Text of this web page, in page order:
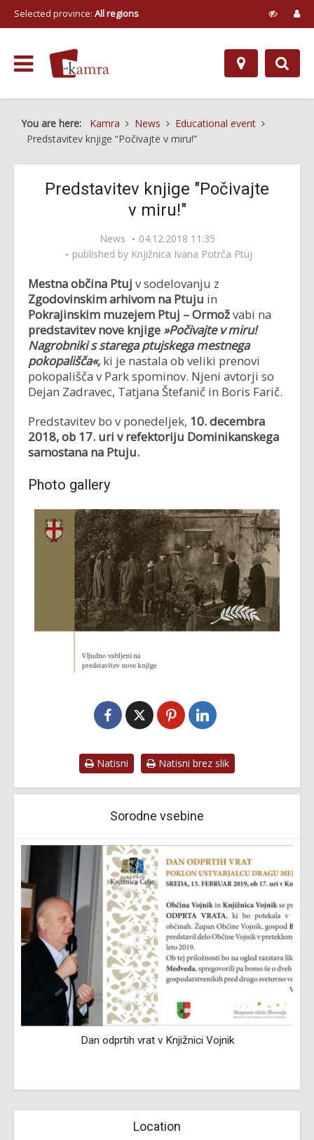
Selected province: All regions
You are here: Kamra News
Educational event
Predstavitev knjige “Počivajte v miru!”
Predstavitev knjige "Počivajte
v miru!"
News
04.12.2018 11:35
published by Knjižnica Ivana Potrča Ptuj
Mestna občina Ptuj v sodelovanju z
Zgodovinskim arhivom na Ptuju in
Pokrajinskim muzejem Ptuj – Ormožvabi na
predstavitev nove knjige »Počivajte v miru!
Nagrobniki s starega ptujskega mestnega
pokopališča«, ki je nastala ob veliki prenovi
pokopališča v Park spominov. Njeni avtorji so
Dejan Zadravec, Tatjana Štefanič in Boris Farič.
Predstavitev bo v ponedeljek, 10. decembra
2018, ob 17. uri v refektoriju Dominikanskega
samostana na Ptuju.
Photo gallery
Natisni Natisni brez slik
Sorodne vsebine
Dan odprtih vrat v Knjižnici Vojnik
Location